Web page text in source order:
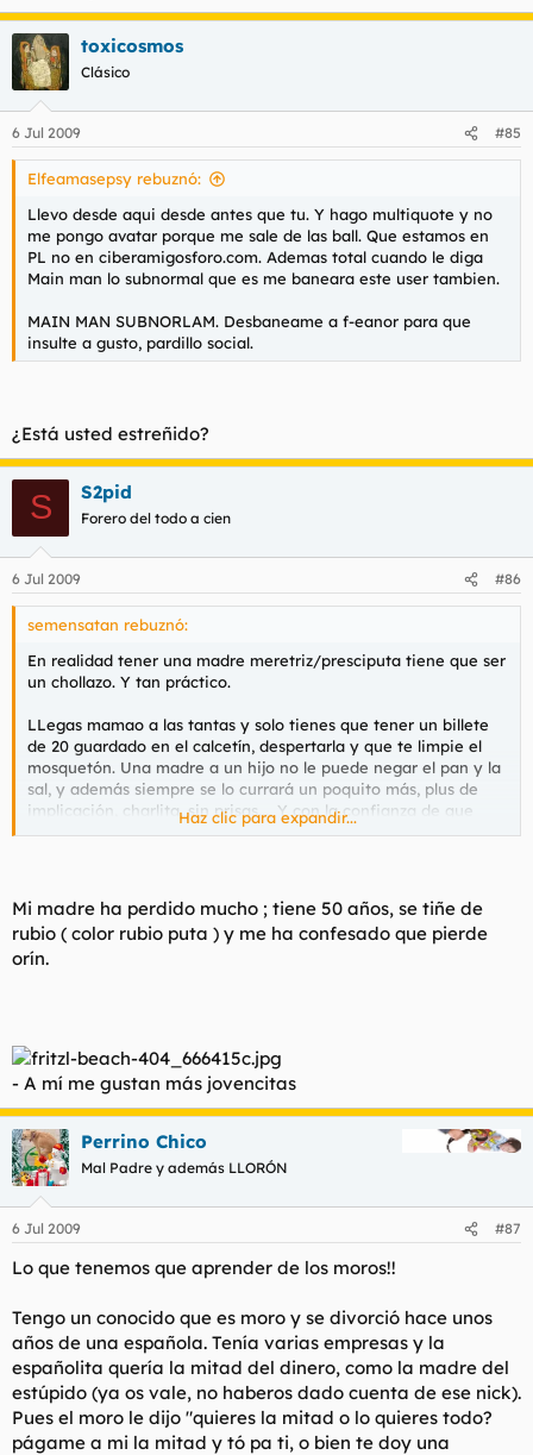
toxicosmos
Clásico
6 Jul 2009 #85
Elfeamasepsy rebuznó:
Llevo desde aqui desde antes que tu. Y hago multiquote y no
me pongo avatar porque me sale de las ball. Que estamos en
PL no en ciberamigosforo.com. Ademas total cuando le diga
Main man lo subnormal que es me baneara este user tambien.
MAIN MAN SUBNORLAM. Desbaneame a f-eanor para que
insulte a gusto, pardillo social.
¿Está usted estreñido?
S S2pid
Forero del todo a cien
6 Jul 2009 #86
semensatan rebuznó:
En realidad tener una madre meretriz/presciputa tiene que ser
un chollazo. Y tan práctico.
LLegas mamao a las tantas y solo tienes que tener un billete
de 20 guardado en el calcetín, despertarla y que te limpie el
mosquetón. Una madre a un hijo no le puede negar el pan y la
sal, y además siempre se lo currará un poquito más, plus de
implicación, charlita, sin prisas.... Y con la confianza de que
tomará tus donkey punches sin rechistar y la seguridad de que
Todo son ventajas, hoywa.
Haz clic para expandir...
Mi madre ha perdido mucho ; tiene 50 años, se tiñe de
rubio ( color rubio puta ) y me ha confesado que pierde
orín.
- A mí me gustan más jovencitas
Perrino Chico
Mal Padre y además LLORÓN
6 Jul 2009 #87
Lo que tenemos que aprender de los moros!!
Tengo un conocido que es moro y se divorció hace unos
años de una española. Tenía varias empresas y la
españolita quería la mitad del dinero, como la madre del
estúpido (ya os vale, no haberos dado cuenta de ese nick).
Pues el moro le dijo "quieres la mitad o lo quieres todo?
págame a mi la mitad y tó pa ti, o bien te doy una